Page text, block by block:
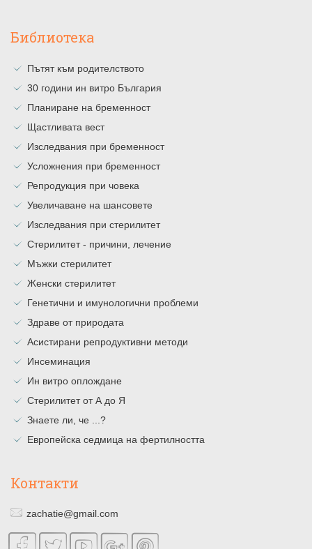
Библиотека
Пътят към родителството
30 години ин витро България
Планиране на бременност
Щастливата вест
Изследвания при бременност
Усложнения при бременност
Репродукция при човека
Увеличаване на шансовете
Изследвания при стерилитет
Стерилитет - причини, лечение
Мъжки стерилитет
Женски стерилитет
Генетични и имунологични проблеми
Здраве от природата
Асистирани репродуктивни методи
Инсеминация
Ин витро оплождане
Стерилитет от А до Я
Знаете ли, че ...?
Европейска седмица на фертилността
Контакти
zachatie@gmail.com